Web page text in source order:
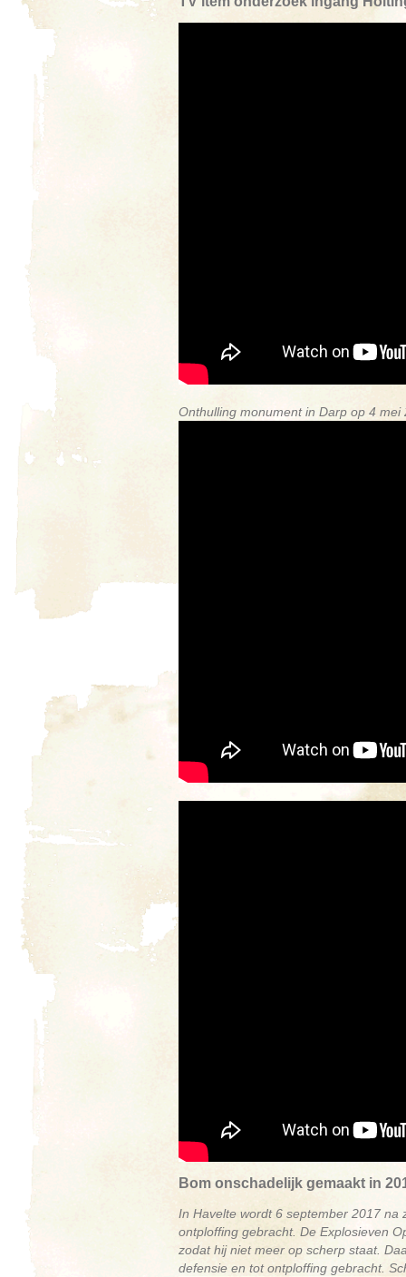
Onthulling monument in Darp op 4 mei
Bom onschadelijk gemaakt in
In Havelte wordt 6 september 2017
ontploffing gebracht. De Explosieven
zodat hij niet meer op scherp staat.
defensie en tot ontploffing gebracht.